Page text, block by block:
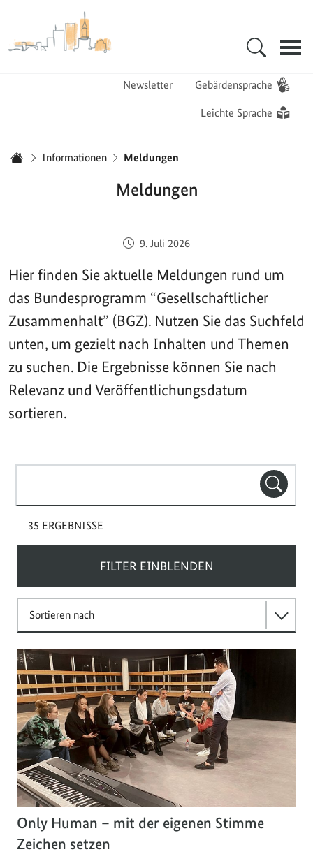
Zur Startseite - BGZ - Bundesamt für Migration und Flüchtlinge
Newsletter
Gebärdensprache
Leichte Sprache
Informationen Meldungen
Meldungen
Veröffentlicht am:
9. Juli 2026
Hier finden Sie aktuelle Meldungen rund um
das Bundesprogramm “Gesellschaftlicher
Zusammenhalt” (BGZ). Nutzen Sie das Suchfeld
unten, um gezielt nach Inhalten und Themen
zu suchen. Die Ergebnisse können Sie nach
Relevanz und Veröffentlichungsdatum
sortieren.
35 ERGEBNISSE
FILTER EINBLENDEN
Sortieren nach
Only Human – mit der eigenen Stimme
Zeichen setzen